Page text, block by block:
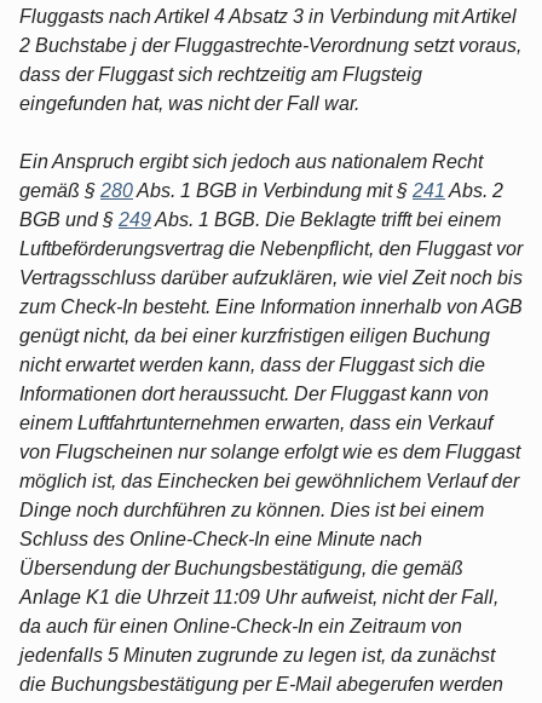
Fluggasts nach Artikel 4 Absatz 3 in Verbindung mit Artikel
2 Buchstabe j der Fluggastrechte-Verordnung setzt voraus,
dass der Fluggast sich rechtzeitig am Flugsteig
eingefunden hat, was nicht der Fall war.
Ein Anspruch ergibt sich jedoch aus nationalem Recht
gemäß § 280Abs. 1 BGB in Verbindung mit § 241 Abs. 2
BGB und § 249Abs. 1 BGB. Die Beklagte trifft bei einem
Luftbeförderungsvertrag die Nebenpflicht, den Fluggast vor
Vertragsschluss darüber aufzuklären, wie viel Zeit noch bis
zum Check-In besteht. Eine Information innerhalb von AGB
genügt nicht, da bei einer kurzfristigen eiligen Buchung
nicht erwartet werden kann, dass der Fluggast sich die
Informationen dort heraussucht. Der Fluggast kann von
einem Luftfahrtunternehmen erwarten, dass ein Verkauf
von Flugscheinen nur solange erfolgt wie es dem Fluggast
möglich ist, das Einchecken bei gewöhnlichem Verlauf der
Dinge noch durchführen zu können. Dies ist bei einem
Schluss des Online-Check-In eine Minute nach
Übersendung der Buchungsbestätigung, die gemäß
Anlage K1 die Uhrzeit 11:09 Uhr aufweist, nicht der Fall,
da auch für einen Online-Check-In ein Zeitraum von
jedenfalls 5 Minuten zugrunde zu legen ist, da zunächst
die Buchungsbestätigung per E-Mail abegerufen werden